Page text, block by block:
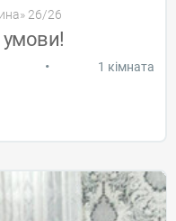
26/26
умови!
• 1 кімната